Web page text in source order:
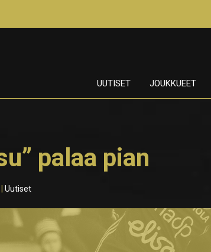
UUTISET JOUKKUEET
palaa pian
|Uutiset